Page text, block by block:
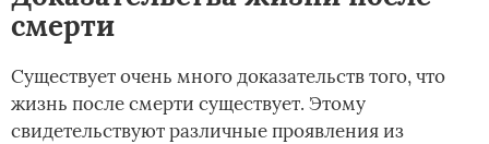
смерти
Существует очень много доказательств того, что
жизнь после смерти существует. Этому
свидетельствуют различные проявления из